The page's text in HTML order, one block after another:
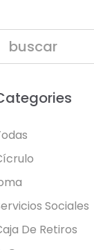
Sociales
De Retiros